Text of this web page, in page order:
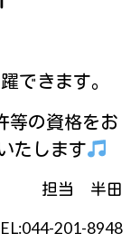
できます。
等の資格をお
たします
担当 半田
201-8948